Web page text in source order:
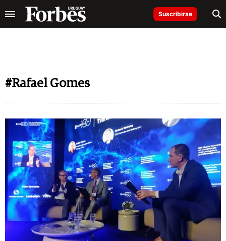
Suscribirse
#Rafael Gomes